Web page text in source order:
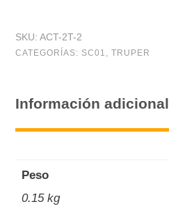
de
tiempos,
SKU: ACT-2T-2
CATEGORÍAS: SC01 , TRUPER
Información adicional
Peso
0.15 kg